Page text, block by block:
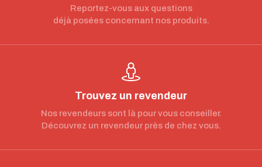
Reportez-vous aux questions
déjà posées concernant nos produits.
Trouvez un revendeur
Nos revendeurs sont là pour vous conseiller.
Découvrez un revendeur près de chez vous.